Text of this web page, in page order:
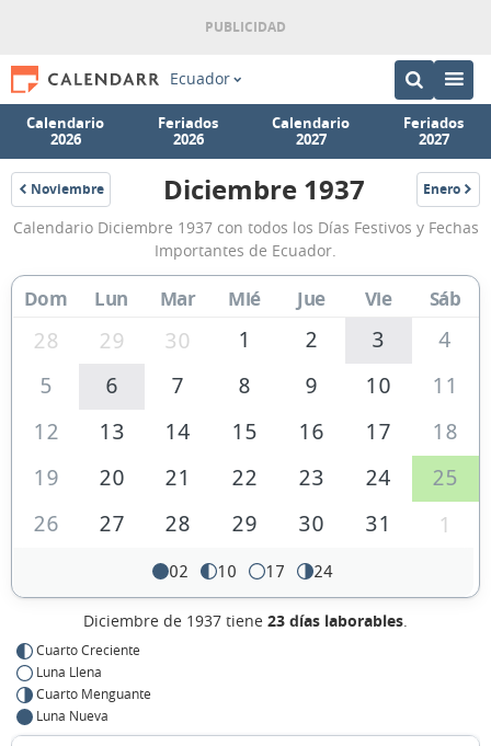
Ecuador
Calendario
2026
Feriados
2026
Calendario
2027
Feriados
2027
Noviembre
1937
Calendario
Diciembre
1937
Ecuador
Diciembre 1937 Enero
1938
Calendario Diciembre 1937 con todos los Días Festivos y Fechas
Importantes de Ecuador.
Dom Lun Mar Mié Jue Vie Sáb
28 29 30 1 2 3
4
5
6 7 8 9 10
11
12
13 14 15 16 17
18
19
20 21 22 23 24
25
26
27 28 29 30 31 1
02 10 17 24
Diciembre de 1937 tiene 23 días laborables.
Cuarto Creciente
Luna Llena
Cuarto Menguante
Luna Nueva